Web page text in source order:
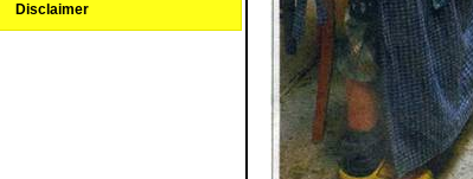
Disclaimer